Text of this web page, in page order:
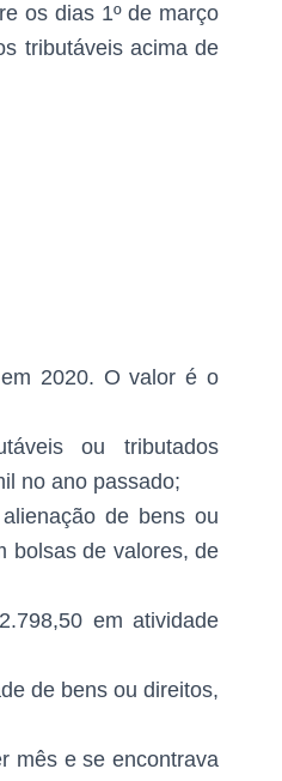
os dias 1º de março
tributáveis acima de
2020. O valor é o
ou tributados
no ano passado;
de bens ou
bolsas de valores, de
em atividade
de bens ou direitos,
mês e se encontrava